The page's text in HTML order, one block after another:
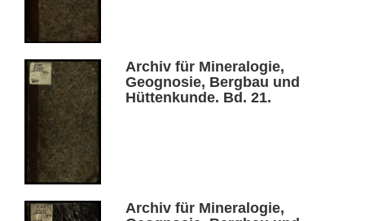
Archiv für Mineralogie,
Geognosie, Bergbau und
Hüttenkunde. Bd. 21.
Archiv für Mineralogie,